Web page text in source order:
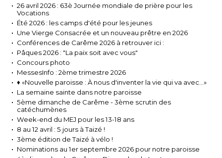
26 avril 2026 : 63è Journée mondiale de prière pour les
Vocations
Été 2026 : les camps d'été pour les jeunes
Une Vierge Consacrée et un nouveau prêtre en 2026
Conférences de Carême 2026 à retrouver ici :
Pâques 2026 : "La paix soit avec vous"
Concours photo
MessesInfo : 2ème trimestre 2026
♦ «Nouvelle paroisse : À nous d'inventer la vie qui va avec...»
La semaine sainte dans notre paroisse
5ème dimanche de Carême - 3ème scrutin des
catéchumènes
Week-end du MEJ pour les 13-18 ans
8 au 12 avril : 5 jours à Taizé !
3ème édition de Taizé à vélo !
Nominations au 1er septembre 2026 pour notre paroisse